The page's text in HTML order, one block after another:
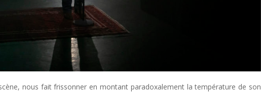
nous fait frissonner en montant paradoxalement la température de son